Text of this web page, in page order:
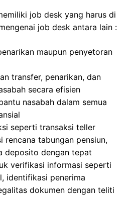
job desk yang harus di
job desk antara lain :
maupun penyetoran
transfer, penarikan, dan
secara efisien
nasabah dalam semua
seperti transaksi teller
rencana tabungan pensiun,
deposito dengan tepat
verifikasi informasi seperti
identifikasi penerima
dokumen dengan teliti